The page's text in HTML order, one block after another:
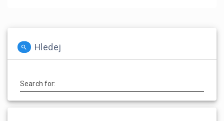
Hledej
Search for: